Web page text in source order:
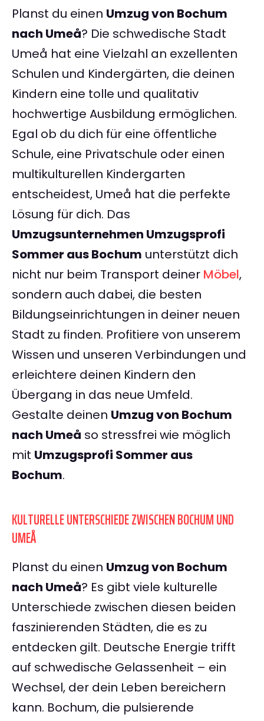
Planst du einen Umzug von Bochum
nach Umeå? Die schwedische Stadt
Umeå hat eine Vielzahl an exzellenten
Schulen und Kindergärten, die deinen
Kindern eine tolle und qualitativ
hochwertige Ausbildung ermöglichen.
Egal ob du dich für eine öffentliche
Schule, eine Privatschule oder einen
multikulturellen Kindergarten
entscheidest, Umeå hat die perfekte
Lösung für dich. Das
Umzugsunternehmen Umzugsprofi
Sommer aus Bochum unterstützt dich
nicht nur beim Transport deiner Möbel,
sondern auch dabei, die besten
Bildungseinrichtungen in deiner neuen
Stadt zu finden. Profitiere von unserem
Wissen und unseren Verbindungen und
erleichtere deinen Kindern den
Übergang in das neue Umfeld.
Gestalte deinen Umzug von Bochum
nach Umeå so stressfrei wie möglich
mit Umzugsprofi Sommer aus
Bochum.
KULTURELLE UNTERSCHIEDE ZWISCHEN BOCHUM UND
UMEÅ
Planst du einen Umzug von Bochum
nach Umeå? Es gibt viele kulturelle
Unterschiede zwischen diesen beiden
faszinierenden Städten, die es zu
entdecken gilt. Deutsche Energie trifft
auf schwedische Gelassenheit – ein
Wechsel, der dein Leben bereichern
kann. Bochum, die pulsierende